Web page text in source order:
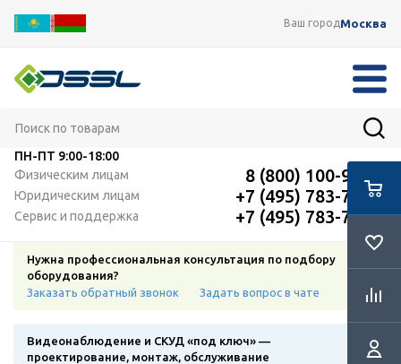
Ваш городМосква
ПН-ПТ 9:00-18:00
Физическим лицам
8 (800) 100-91-12
Юридическим лицам +7 (495) 783-72-87
Сервис и поддержка +7 (495) 783-72-87
Нужна профессиональная консультация по подбору
оборудования?
Заказать обратный звонок
Задать вопрос в чате
Видеонаблюдение и СКУД «под ключ» —
проектирование, монтаж, обслуживание